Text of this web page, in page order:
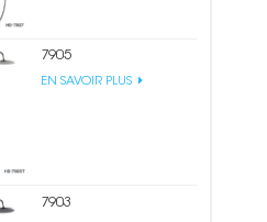
7905
EN SAVOIR PLUS
7903